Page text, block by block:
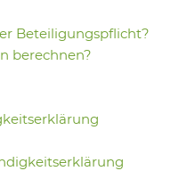
Beteiligungspflicht?
berechnen?